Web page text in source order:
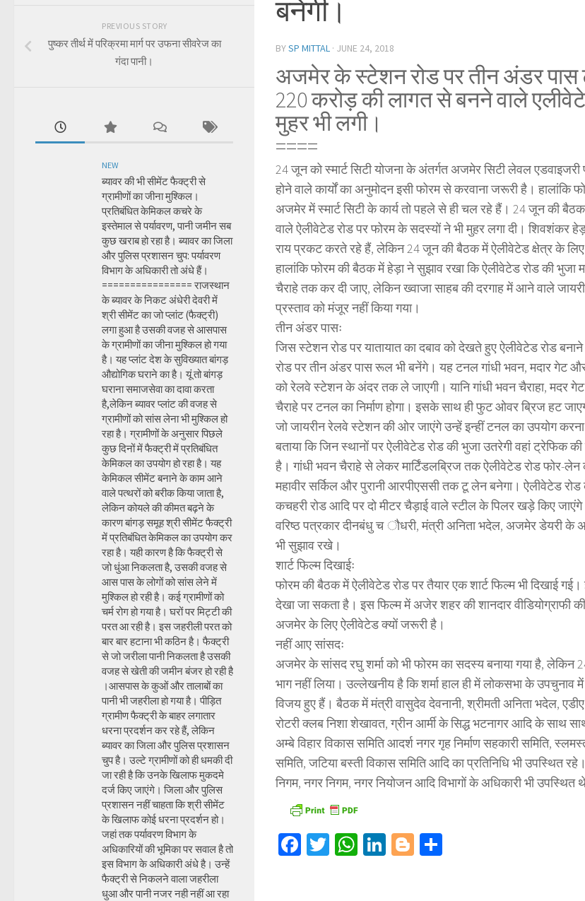
बनेंगी।
BYSP MITTAL · JUNE 24, 2018
अजमेर के स्टेशन रोड पर तीन अंडर पास
220 करोड़ की लागत से बनने वाले
मुहर भी लगी।
====
24 जून को स्मार्ट सिटी योजना के अंतर्गत अजमेर सिटी लेवल एडवाइजरी
होने वाले कार्यों का अनुमोदन इसी फोरम से करवाना जरूरी है। हालांकि
अजमेर में स्मार्ट सिटी के कार्य तो पहले से ही चल रहे हैं। 24 जून की
वाले ऐलीवेटेड रोड पर फोरम के सदस्यों ने भी मुहर लगा दी। शिवशंकर
राय प्रकट करते रहे हैं, लेकिन 24 जून की बैठक में ऐलीवेटेड क्षेत्र के लिए
हालांकि फोरम की बैठक में हेड़ा ने सुझाव रखा कि ऐलीवेटेड रोड की भुजा
चैराहे तक कर दी जाए, लेकिन ख्वाजा साहब की दरगाह में आने वाले
प्रस्ताव को मंजूर नहीं किया गया।
तीन अंडर पासः
जिस स्टेशन रोड पर यातायात का दबाव को देखते हुए ऐलीवेटेड रोड
रोड पर तीन अंडर पास रूल भी बनेंगे। यह टनल गांधी भवन, मदार गेट
को रेलवे स्टेशन के अंदर तक ले जाएगी। यानि गांधी भवन चैराहा, मदर
चैराहे पर टनल का निर्माण होगा। इसके साथ ही फुट ओवर ब्रिज हट
जो जायरीन रेलवे स्टेशन की ओर जाएंगे उन्हें इन्हीं टनल का उपयोग
बताया कि जिन स्थानों पर ऐलीवेटेड रोड की भुजा उतरेगी वहां ट्रेफिक
है। गांधी भवन चैराहे से लेकर मार्टिंडलब्रिज तक ऐलीवेटेड रोड फोर-लेन
महावीर सर्किल और पुरानी आरपीएससी तक टू लेन बनेगा। ऐलीवेटेड रोड
कचहरी रोड आदि पर दो मीटर चैड़ाई वाले स्टील के पिलर खड़े किए
वरिष्ठ पत्रकार दीनबंधु च ौधरी, मंत्री अनिता भदेल, अजमेर डेयरी के
भी सुझाव रखे।
शार्ट फिल्म दिखाईः
फोरम की बैठक में ऐलीवेटेड रोड पर तैयार एक शार्ट फिल्म भी दिखाई
देखा जा सकता है। इस फिल्म में अजेर शहर की शानदार वीडियोग्राफी
अजमेर के लिए ऐलीवेटेड क्यों जरूरी है।
नहीं आए सांसदः
अजमेर के सांसद रघु शर्मा को भी फोरम का सदस्य बनाया गया है, लेकिन
भाग नहीं लिया। उल्लेखनीय है कि शर्मा हाल ही में लोकसभा के उपचुनाव
विजय हुए हैं। बैठक में मंत्री वासुदेव देवनानी, श्रीमती अनिता भदेल,
रोटरी क्लब निशा शेखावत, ग्रीन आर्मी के सिद्ध भटनागर आदि के साथ
अम्बे विहार विकास समिति आदर्श नगर गृह निर्माण सहकारी समिति,
समिति, जटिया बस्ती विकास समिति आदि का प्रतिनिधि भी उपस्थित
निगम, नगर निगम, नगर नियोजन आदि विभागों के अधिकारी भी उपस्थित
Facebook
TwitterWhatsApp
LinkedIn
Blogger
PREVIOUS STORY
पुष्कर तीर्थ में परिक्रमा मार्ग पर उफना सीवरेज का
गंदा पानी।
NEW
ब्यावर की भी सीमेंट फैक्ट्री से
ग्रामीणों का जीना मुश्किल।
प्रतिबंधित केमिकल कचरे के
इस्तेमाल से पर्यावरण, पानी जमीन सब
कुछ खराब हो रहा है। ब्यावर का जिला
और पुलिस प्रशासन चुप: पर्यावरण
विभाग के अधिकारी तो अंधे हैं।
================ राजस्थान
के ब्यावर के निकट अंधेरी देवरी में
श्री सीमेंट का जो प्लांट (फैक्ट्री)
लगा हुआ है उसकी वजह से आसपास
के ग्रामीणों का जीना मुश्किल हो गया
है। यह प्लांट देश के सुविख्यात बांगड़
औद्योगिक घराने का है। यूं तो बांगड़
घराना समाजसेवा का दावा करता
है,लेकिन ब्यावर प्लांट की वजह से
ग्रामीणों को सांस लेना भी मुश्किल हो
रहा है। ग्रामीणों के अनुसार पिछले
कुछ दिनों में फैक्ट्री में प्रतिबंधित
केमिकल का उपयोग हो रहा है। यह
केमिकल सीमेंट बनाने के काम आने
वाले पत्थरों को बरीक किया जाता है,
लेकिन कोयले की कीमत बढ़ने के
कारण बांगड़ समूह श्री सीमेंट फैक्ट्री
में प्रतिबंधित केमिकल का उपयोग कर
रहा है। यही कारण है कि फैक्ट्री से
जो धुंआ निकलता है, उसकी वजह से
आस पास के लोगों को सांस लेने में
मुश्किल हो रही है। कई ग्रामीणों को
चर्म रोग हो गया है। घरों पर मिट्टी की
परत आ रही है। इस जहरीली परत को
बार बार हटाना भी कठिन है। फैक्ट्री
से जो जरीला पानी निकलता है उसकी
वजह से खेती की जमीन बंजर हो रही है
।आसपास के कुओं और तालाबों का
पानी भी जहरीला हो गया है। पीड़ित
ग्रामीण फैक्ट्री के बाहर लगातार
धरना प्रदर्शन कर रहे हैं, लेकिन
ब्यावर का जिला और पुलिस प्रशासन
चुप है। उल्टे ग्रामीणों को ही धमकी दी
जा रही है कि उनके खिलाफ मुकदमे
दर्ज किए जाएंगे। जिला और पुलिस
प्रशासन नहीं चाहता कि श्री सीमेंट
के खिलाफ कोई धरना प्रदर्शन हो।
जहां तक पर्यावरण विभाग के
अधिकारियों की भूमिका पर सवाल है तो
इस विभाग के अधिकारी अंधे है। उन्हें
फैक्ट्री से निकलने वाला जहरीला
धुआ और पानी नजर नही नहीं आ रहा